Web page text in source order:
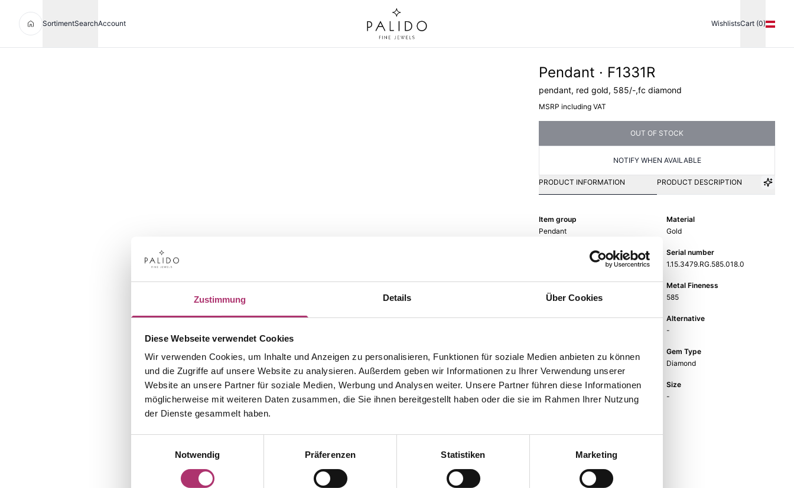
Zustimmung Details Über Cookies
Diese Webseite verwendet Cookies
Wir verwenden Cookies, um Inhalte und Anzeigen zu personalisieren, Funktionen für soziale Medien anbieten zu können
und die Zugriffe auf unsere Website zu analysieren. Außerdem geben wir Informationen zu Ihrer Verwendung unserer
Website an unsere Partner für soziale Medien, Werbung und Analysen weiter. Unsere Partner führen diese Informationen
möglicherweise mit weiteren Daten zusammen, die Sie ihnen bereitgestellt haben oder die sie im Rahmen Ihrer Nutzung
der Dienste gesammelt haben.
Notwendig
Präferenzen Statistiken Marketing
SortimentSearchAccount WishlistsCart (0)
Pendant · F1331R
pendant, red gold, 585/-,fc diamond
MSRP including VAT
OUT OF STOCK
NOTIFY WHEN AVAILABLE
PRODUCT INFORMATION PRODUCT DESCRIPTION
Item group
Pendant
Material
Gold
Serial number
1.15.3479.RG.585.018.0
9010595595929
Metal Fineness
585
Metal Color
Alternative
-
Gem Color
Gem Type
Diamond
Gem
fc diamond
Size
-